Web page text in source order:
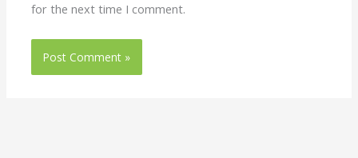
for the next time I comment.